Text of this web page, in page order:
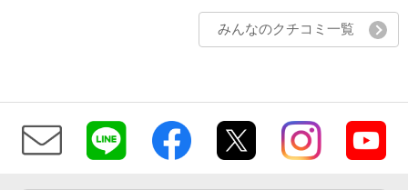
みんなのクチコミ一覧